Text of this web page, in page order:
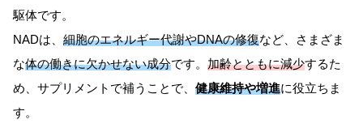
駆体です。
NADは、 細胞のエネルギー代謝やDNAの修復など、さまざま
な体の働きに欠かせない成分です。 加齢とともに減少するた
め、サプリメントで補うことで、 健康維持や増進に役立ちま
す。